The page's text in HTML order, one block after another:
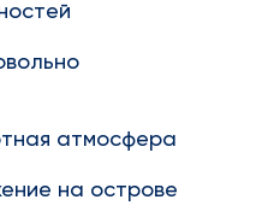
атмосфера
на острове